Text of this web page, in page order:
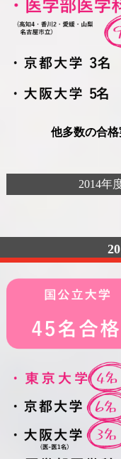
他多数の合格
2014年